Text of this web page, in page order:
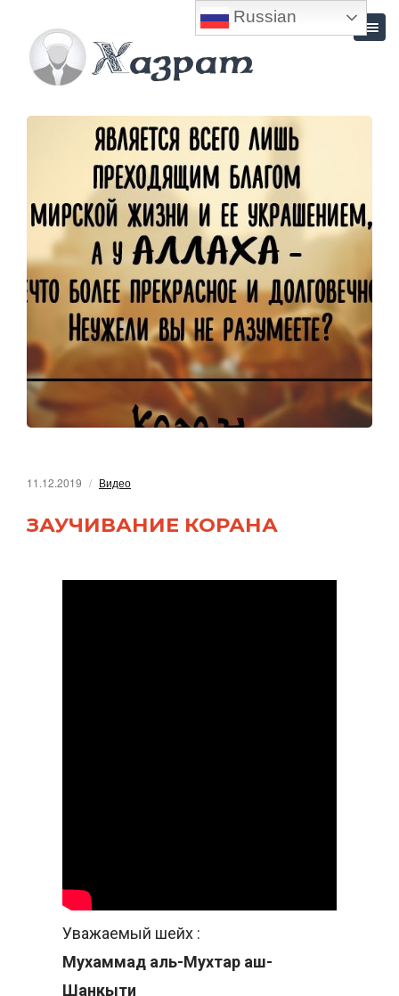
11.12.2019 Видео
ЗАУЧИВАНИЕ КОРАНА
Уважаемый шейх :
Мухаммад аль-Мухтар аш-
Шанкыти
Russian